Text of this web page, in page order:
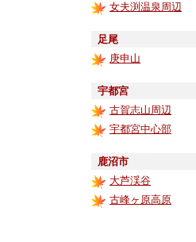
女夫渕温泉周辺
足尾
庚申山
宇都宮
古賀志山周辺
宇都宮中心部
鹿沼市
大芦渓谷
古峰ヶ原高原